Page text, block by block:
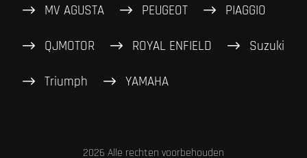
MV AGUSTA PEUGEOT PIAGGIO
QJMOTOR ROYAL ENFIELD Suzuki
Triumph YAMAHA
2026 Alle rechten voorbehouden